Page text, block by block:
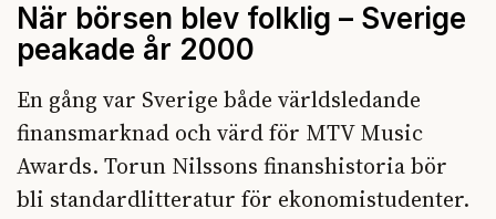
När börsen blev folklig – Sverige
peakade år 2000
En gång var Sverige både världsledande
finansmarknad och värd för MTV Music
Awards. Torun Nilssons finanshistoria bör
bli standardlitteratur för ekonomistudenter.